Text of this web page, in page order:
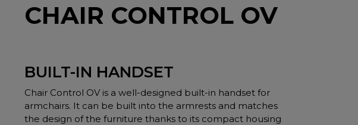
CHAIR CONTROL OV
BUILT-IN HANDSET
Chair Control OV is a well-designed built-in handset for
armchairs. It can be built into the armrests and matches
the design of the furniture thanks to its compact housing